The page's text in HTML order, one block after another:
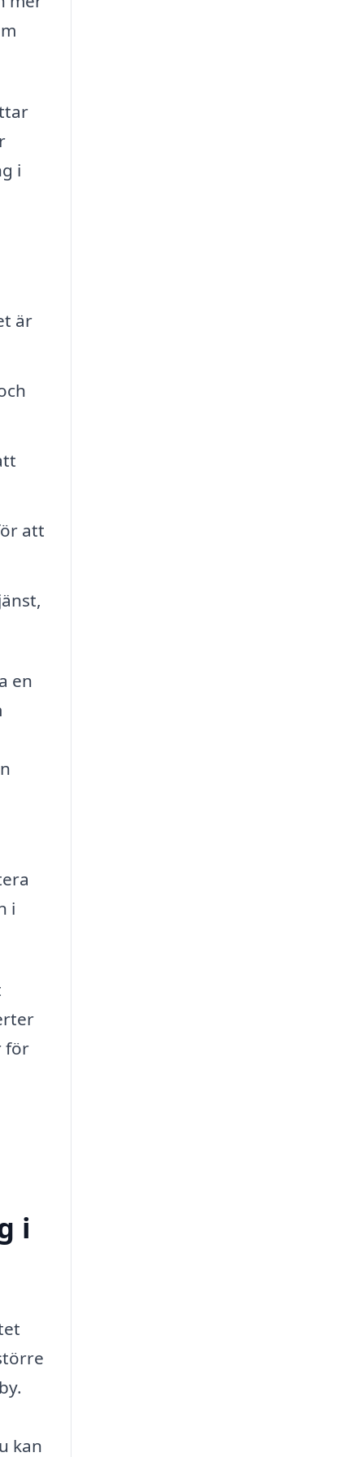
i
är
att
en
i
för
i
kan